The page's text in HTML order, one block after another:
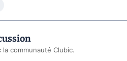
la communauté Clubic.